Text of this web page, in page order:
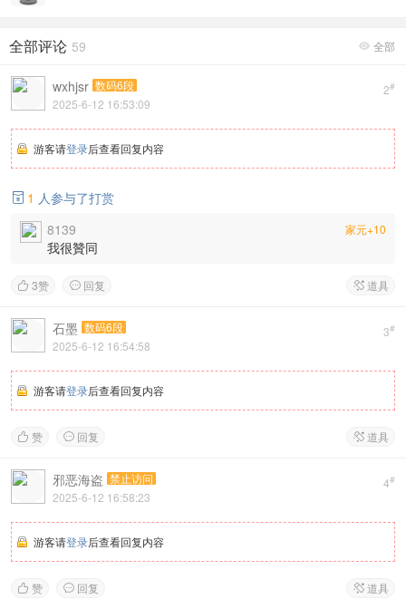
 全部
全部评论 59
2#
wxhjsr 数码6段
2025-6-12 16:53:09
游客请登录后查看回复内容
 1 人参与了打赏
家元+10
8139
我很贊同
 3赞  回复  道具
3#
石墨 数码6段
2025-6-12 16:54:58
游客请登录后查看回复内容
 赞  回复  道具
4#
邪恶海盗 禁止访问
2025-6-12 16:58:23
游客请登录后查看回复内容
 赞  回复  道具